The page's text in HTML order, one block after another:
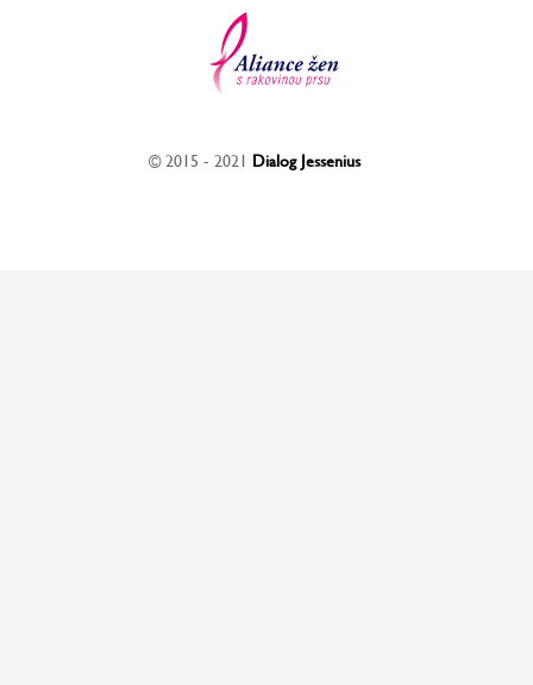
© 2015 - 2021 Dialog Jessenius